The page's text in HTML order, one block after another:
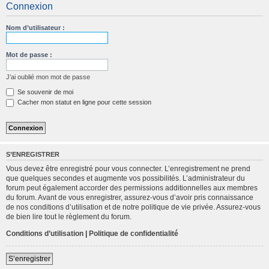
Connexion
Nom d’utilisateur :
Mot de passe :
J’ai oublié mon mot de passe
Se souvenir de moi
Cacher mon statut en ligne pour cette session
S’ENREGISTRER
Vous devez être enregistré pour vous connecter. L’enregistrement ne prend
que quelques secondes et augmente vos possibilités. L’administrateur du
forum peut également accorder des permissions additionnelles aux membres
du forum. Avant de vous enregistrer, assurez-vous d’avoir pris connaissance
de nos conditions d’utilisation et de notre politique de vie privée. Assurez-vous
de bien lire tout le règlement du forum.
Conditions d’utilisation | Politique de confidentialité
S’enregistrer